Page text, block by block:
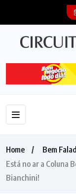
Home
Bem
Está no ar a Coluna
Bianchini!